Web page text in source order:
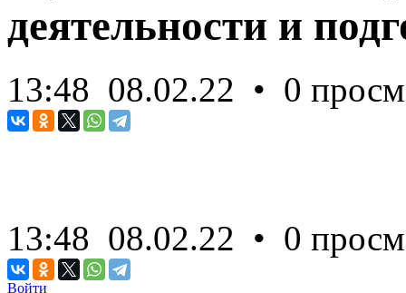
деятельности и
13:48 08.02.22 • 0
13:48 08.02.22 • 0
Войти